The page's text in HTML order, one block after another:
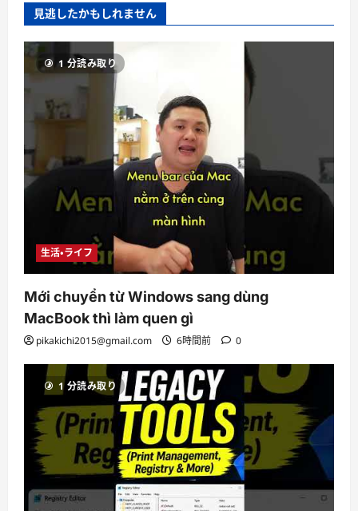
見逃したかもしれません
1 分読み取り
生活・ライフ
Mới chuyển từ Windows sang dùng
MacBook thì làm quen gì
pikakichi2015@gmail.com 6時間前 0
1 分読み取り